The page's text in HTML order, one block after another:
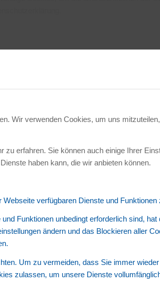
Wir verwenden Cookies, um uns
erfahren. Sie können auch einige Ihrer
haben kann, die wir anbieten können.
verfügbaren Dienste und Funktionen
Funktionen unbedingt erforderlich sind,
ändern und das Blockieren aller
Um zu vermeiden, dass Sie immer
zulassen, um unsere Dienste